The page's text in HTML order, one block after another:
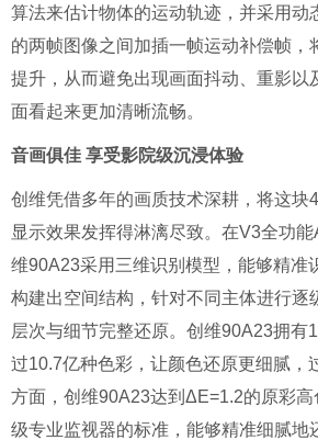
算法来估计物体的运动轨迹，并采用动
的两帧图像之间加插一帧运动补偿帧，
提升，从而避免出现画面抖动、重影以
面看起来更加清晰流畅。
音画俱佳 享受影院级沉浸体验
创维凭借多年的画质技术深耕，将这块
显示效果发挥得淋漓尽致。在V3全功能
维90A23采用三维识别模型，能够精准
构建出空间结构，针对不同主体进行逐
层次与细节完整还原。创维90A23拥有
过10.7亿种色彩，让颜色还原更细腻，
方面，创维90A23达到ΔE=1.2的原彩
级专业监视器的标准，能够精准细腻地